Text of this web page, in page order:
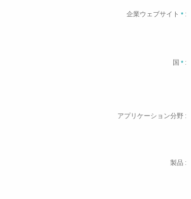
企業ウェブサイト * :
国 * :
アプリケーション分野 :
製品 :